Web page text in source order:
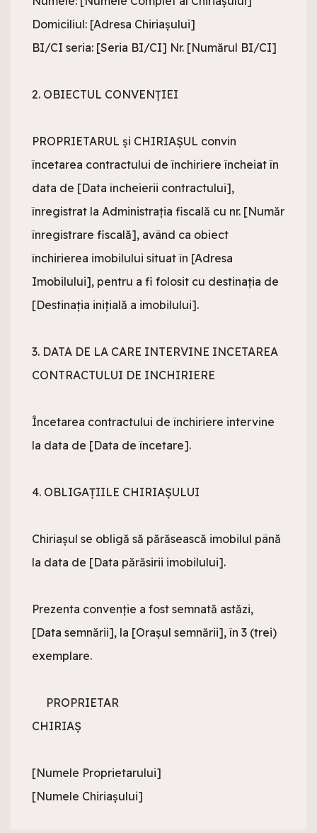
Domiciliul: [Adresa Chiriașului]
BI/CI seria: [Seria BI/CI] Nr. [Numărul BI/CI]
2. OBIECTUL CONVENŢIEI
PROPRIETARUL și CHIRIAȘUL convin
încetarea contractului de închiriere încheiat în
data de [Data încheierii contractului],
înregistrat la Administrația fiscală cu nr. [Număr
înregistrare fiscală], având ca obiect
închirierea imobilului situat în [Adresa
Imobilului], pentru a fi folosit cu destinația de
[Destinația inițială a imobilului].
3. DATA DE LA CARE INTERVINE INCETAREA
CONTRACTULUI DE INCHIRIERE
Încetarea contractului de închiriere intervine
la data de [Data de încetare].
4. OBLIGAȚIILE CHIRIAȘULUI
Chiriașul se obligă să părăsească imobilul până
la data de [Data părăsirii imobilului].
Prezenta convenție a fost semnată astăzi,
[Data semnării], la [Orașul semnării], în 3 (trei)
exemplare.
CHIRIAȘ
[Numele Proprietarului]
[Numele Chiriașului]